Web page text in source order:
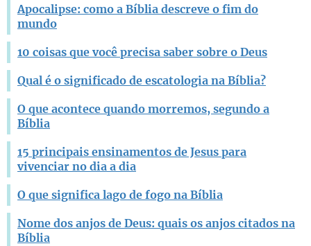
Apocalipse: como a Bíblia descreve o fim do
mundo
10 coisas que você precisa saber sobre o Deus
Qual é o significado de escatologia na Bíblia?
O que acontece quando morremos, segundo a
Bíblia
15 principais ensinamentos de Jesus para
vivenciar no dia a dia
O que significa lago de fogo na Bíblia
Nome dos anjos de Deus: quais os anjos citados na
Bíblia